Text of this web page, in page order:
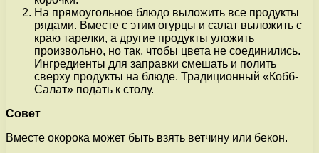
На прямоугольное блюдо выложить все продукты
рядами. Вместе с этим огурцы и салат выложить с
краю тарелки, а другие продукты уложить
произвольно, но так, чтобы цвета не соединились.
Ингредиенты для заправки смешать и полить
сверху продукты на блюде. Традиционный «Кобб-
Салат» подать к столу.
Совет
Вместе окорока может быть взять ветчину или бекон.